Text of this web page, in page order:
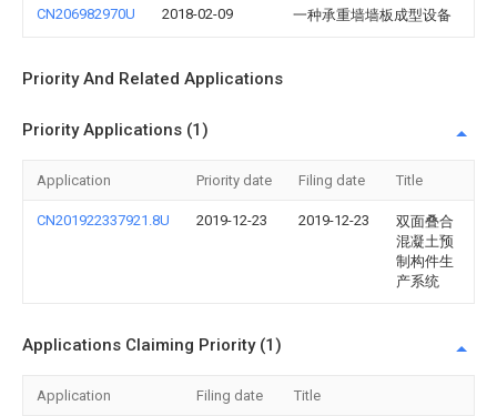
CN206982970U 2018-02-09 一种承重墙墙板成型设备
Priority And Related Applications
Priority Applications (1)
Application Priority date Filing date Title
CN201922337921.8U 2019-12-23 2019-12-23
双面叠合
混凝土预
制构件生
产系统
Applications Claiming Priority (1)
Application Filing date Title